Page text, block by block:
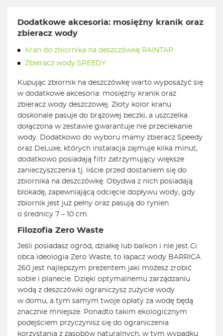
Dodatkowe akcesoria: mosiężny kranik oraz
zbieracz wody
Kran do zbiornika na deszczówkę RAINTAP
Zbieracz wody SPEEDY
Kupując zbiornik na deszczówkę warto wyposażyć się
w dodatkowe akcesoria: mosiężny kranik oraz
zbieracz wody deszczowej. Złoty kolor kranu
doskonale pasuje do brązowej beczki, a uszczelka
dołączona w zestawie gwarantuje nie przeciekanie
wody. Dodatkowo do wyboru mamy zbieracz Speedy
oraz DeLuxe, których instalacja zajmuje kilka minut,
dodatkowo posiadają filtr zatrzymujący większe
zanieczyszczenia tj. liście przed dostaniem się do
zbiornika na deszczówkę. Obydwa z nich posiadają
blokadę, zapewniającą odcięcie dopływu wody, gdy
zbiornik jest już pełny oraz pasują do rynien
o średnicy 7 – 10 cm.
Filozofia Zero Waste
Jeśli posiadasz ogród, działkę lub balkon i nie jest Ci
obca ideologia Zero Waste, to łapacz wody BARRICA
260 jest najlepszym prezentem jaki możesz zrobić
sobie i planecie. Dzięki optymalnemu zarządzaniu
wodą z deszczówki ograniczysz zużycie wody
w domu, a tym samym twoje opłaty za wodę będą
znacznie mniejsze. Ponadto takim ekologicznym
podejściem przyczynisz się do ograniczenia
korzystania z zasobów naturalnych, w tym wypadku